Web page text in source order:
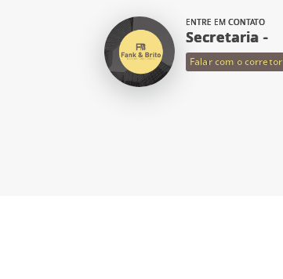
ENTRE EM CONTATO
Secretaria -
Falar com o corretor